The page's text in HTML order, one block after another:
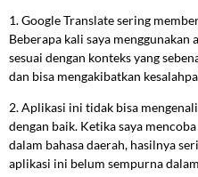
1. Google Translate sering
Beberapa kali saya
sesuai dengan konteks yang
dan bisa mengakibatkan
2. Aplikasi ini tidak bisa
dengan baik. Ketika saya
dalam bahasa daerah, hasilnya
aplikasi ini belum sempurna